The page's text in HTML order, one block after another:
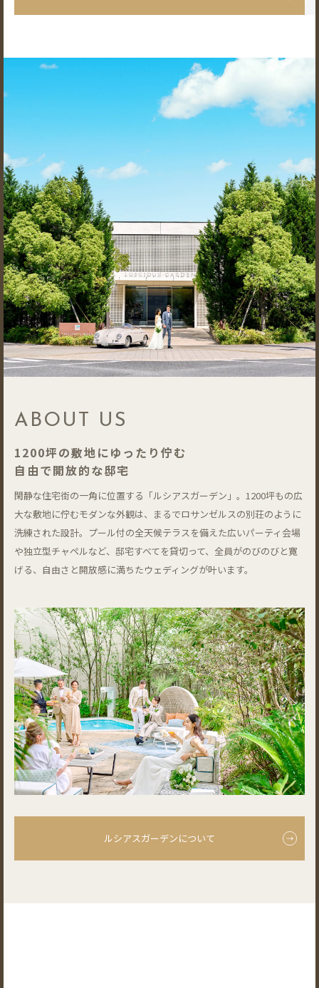
ABOUT US
1200坪の敷地にゆったり佇む
自由で開放的な邸宅
閑静な住宅街の一角に位置する「ルシアスガーデン」。1200坪もの広
大な敷地に佇むモダンな外観は、まるでロサンゼルスの別荘のように
洗練された設計。プール付の全天候テラスを備えた広いパーティ会場
や独立型チャペルなど、邸宅すべてを貸切って、全員がのびのびと寛
げる、自由さと開放感に満ちたウェディングが叶います。
ルシアスガーデンについて